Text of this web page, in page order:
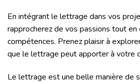
En intégrant le lettrage dans vos
rapprocherez de vos passions tout
compétences. Prenez plaisir à
que le lettrage peut apporter à votre
Le lettrage est une belle manière de